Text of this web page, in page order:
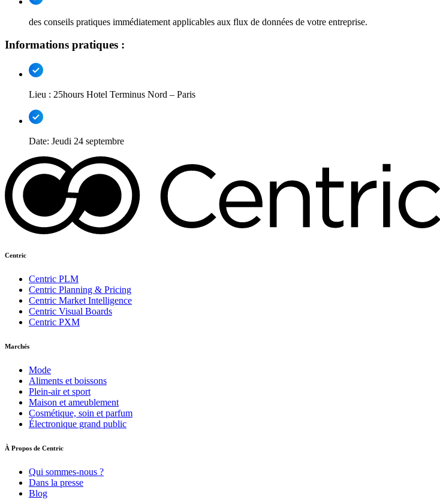
des conseils pratiques immédiatement applicables aux flux de données de votre entreprise.
Informations pratiques :
Lieu : 25hours Hotel Terminus Nord – Paris
Date: Jeudi 24 septembre
Centric
Centric PLM
Centric Planning & Pricing
Centric Market Intelligence
Centric Visual Boards
Centric PXM
Marchés
Mode
Aliments et boissons
Plein-air et sport
Maison et ameublement
Cosmétique, soin et parfum
Électronique grand public
À Propos de Centric
Qui sommes-nous ?
Dans la presse
Blog